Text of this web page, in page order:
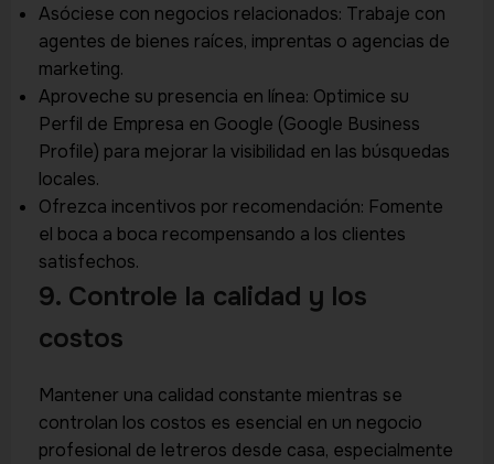
Asóciese con negocios relacionados: Trabaje con
agentes de bienes raíces, imprentas o agencias de
marketing.
Aproveche su presencia en línea: Optimice su
Perfil de Empresa en Google (Google Business
Profile) para mejorar la visibilidad en las búsquedas
locales.
Ofrezca incentivos por recomendación: Fomente
el boca a boca recompensando a los clientes
satisfechos.
9. Controle la calidad y los
costos
Mantener una calidad constante mientras se
controlan los costos es esencial en un negocio
profesional de letreros desde casa, especialmente